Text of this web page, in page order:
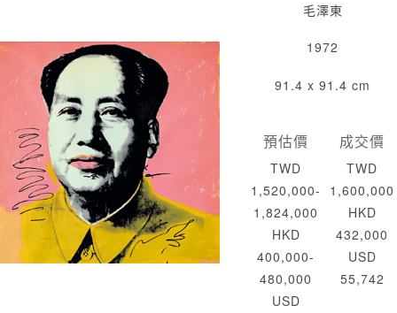
毛澤東
1972
91.4 x 91.4 cm
預估價
TWD
1,520,000-
1,824,000
HKD
400,000-
480,000
USD
成交價
TWD
1,600,000
HKD
432,000
USD
55,742